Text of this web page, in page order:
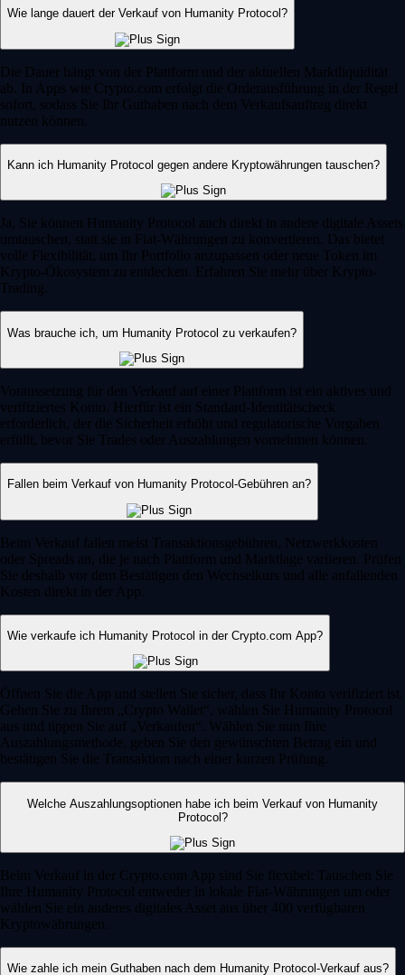
Wie lange dauert der Verkauf von Humanity Protocol?
Die Dauer hängt von der Plattform und der aktuellen Marktliquidität
ab. In Apps wie Crypto.com erfolgt die Orderausführung in der Regel
sofort, sodass Sie Ihr Guthaben nach dem Verkaufsauftrag direkt
nutzen können.
Kann ich Humanity Protocol gegen andere Kryptowährungen tauschen?
Ja, Sie können Humanity Protocol auch direkt in andere digitale Assets
umtauschen, statt sie in Fiat-Währungen zu konvertieren. Das bietet
volle Flexibilität, um Ihr Portfolio anzupassen oder neue Token im
Krypto-Ökosystem zu entdecken. Erfahren Sie mehr über Krypto-
Trading.
Was brauche ich, um Humanity Protocol zu verkaufen?
Voraussetzung für den Verkauf auf einer Plattform ist ein aktives und
verifiziertes Konto. Hierfür ist ein Standard-Identitätscheck
erforderlich, der die Sicherheit erhöht und regulatorische Vorgaben
erfüllt, bevor Sie Trades oder Auszahlungen vornehmen können.
Fallen beim Verkauf von Humanity Protocol-Gebühren an?
Beim Verkauf fallen meist Transaktionsgebühren, Netzwerkkosten
oder Spreads an, die je nach Plattform und Marktlage variieren. Prüfen
Sie deshalb vor dem Bestätigen den Wechselkurs und alle anfallenden
Kosten direkt in der App.
Wie verkaufe ich Humanity Protocol in der Crypto.com App?
Öffnen Sie die App und stellen Sie sicher, dass Ihr Konto verifiziert ist.
Gehen Sie zu Ihrem „Crypto Wallet“, wählen Sie Humanity Protocol
aus und tippen Sie auf „Verkaufen“. Wählen Sie nun Ihre
Auszahlungsmethode, geben Sie den gewünschten Betrag ein und
bestätigen Sie die Transaktion nach einer kurzen Prüfung.
Welche Auszahlungsoptionen habe ich beim Verkauf von Humanity
Protocol?
Beim Verkauf in der Crypto.com App sind Sie flexibel: Tauschen Sie
Ihre Humanity Protocol entweder in lokale Fiat-Währungen um oder
wählen Sie ein anderes digitales Asset aus über 400 verfügbaren
Kryptowährungen.
Wie zahle ich mein Guthaben nach dem Humanity Protocol-Verkauf aus?